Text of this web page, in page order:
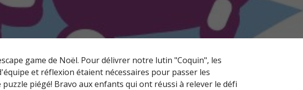
game de Noël. Pour délivrer notre lutin "Coquin", les
et réflexion étaient nécessaires pour passer les
piégé! Bravo aux enfants qui ont réussi à relever le défi